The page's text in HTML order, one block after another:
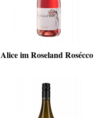
Alice im Roseland Rosécco